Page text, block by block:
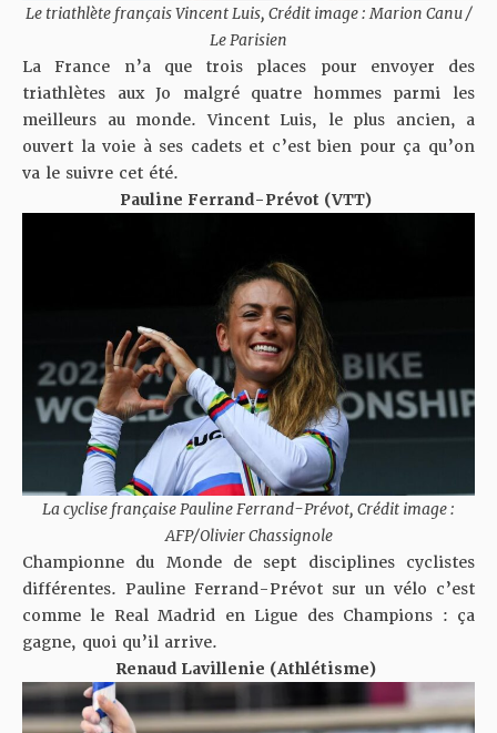
Le triathlète français Vincent Luis, Crédit image : Marion Canu /
Le Parisien
La France n’a que trois places pour envoyer des
triathlètes aux Jo malgré quatre hommes parmi les
meilleurs au monde. Vincent Luis, le plus ancien, a
ouvert la voie à ses cadets et c’est bien pour ça qu’on
va le suivre cet été.
Pauline Ferrand-Prévot (VTT)
La cyclise française Pauline Ferrand-Prévot, Crédit image :
AFP/Olivier Chassignole
Championne du Monde de sept disciplines cyclistes
différentes. Pauline Ferrand-Prévot sur un vélo c’est
comme le Real Madrid en Ligue des Champions : ça
gagne, quoi qu’il arrive.
Renaud Lavillenie (Athlétisme)